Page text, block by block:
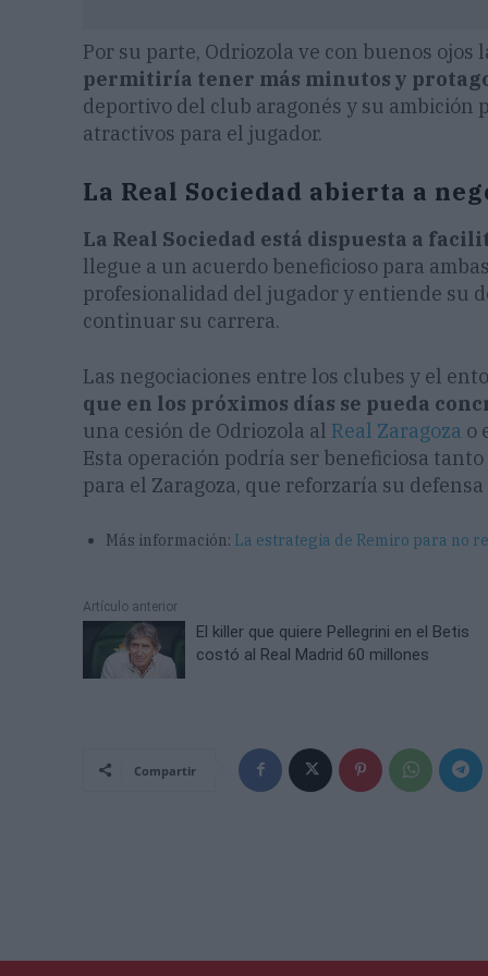
Por su parte, Odriozola ve con buenos
permitiría tener más minutos y
deportivo del club aragonés y su
atractivos para el jugador.
La Real Sociedad abierta a
La Real Sociedad está dispuesta a
llegue a un acuerdo beneficioso para
profesionalidad del jugador y entiende su
continuar su carrera.
Las negociaciones entre los clubes y el
que en los próximos días se pueda
una cesión de Odriozola al Real Zaragoza o
Esta operación podría ser beneficiosa
para el Zaragoza, que reforzaría su
Más información: La estrategia de Remiro para no
Artículo anterior
El killer que quiere Pellegrini en el Betis
costó al Real Madrid 60 millones
Compartir